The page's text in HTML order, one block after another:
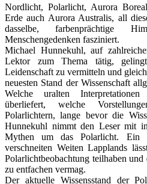
Nordlicht, Polarlicht, Aurora
Erde auch Aurora Australis, all
dasselbe, farbenprächtige
Menschengedenken fasziniert.
Michael Hunnekuhl, auf
Lektor zum Thema tätig,
Leidenschaft zu vermitteln und
neuesten Stand der Wissenschaft
Welche uralten
überliefert, welche
Polarlichtern, lange bevor die
Hunnekuhl nimmt den Leser mit
Mythen um das Polarlicht. Ein
verschneiten Weiten Lapplands
Polarlichtbeobachtung teilhaben
zu entfachen vermag.
Der aktuelle Wissensstand der